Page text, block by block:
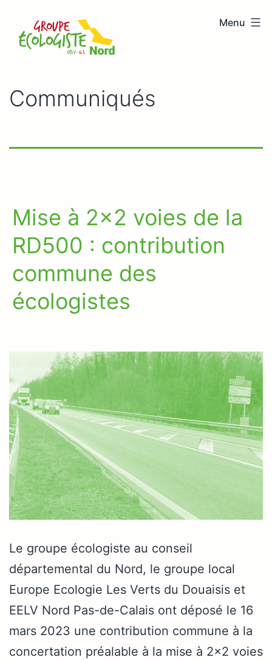
contenu
Groupe
Menu
Communiqués
Mise à 2×2 voies de la
RD500 : contribution
commune des
écologistes
Le groupe écologiste au conseil
départemental du Nord, le groupe local
Europe Ecologie Les Verts du Douaisis et
EELV Nord Pas-de-Calais ont déposé le 16
mars 2023 une contribution commune à la
concertation préalable à la mise à 2×2 voies